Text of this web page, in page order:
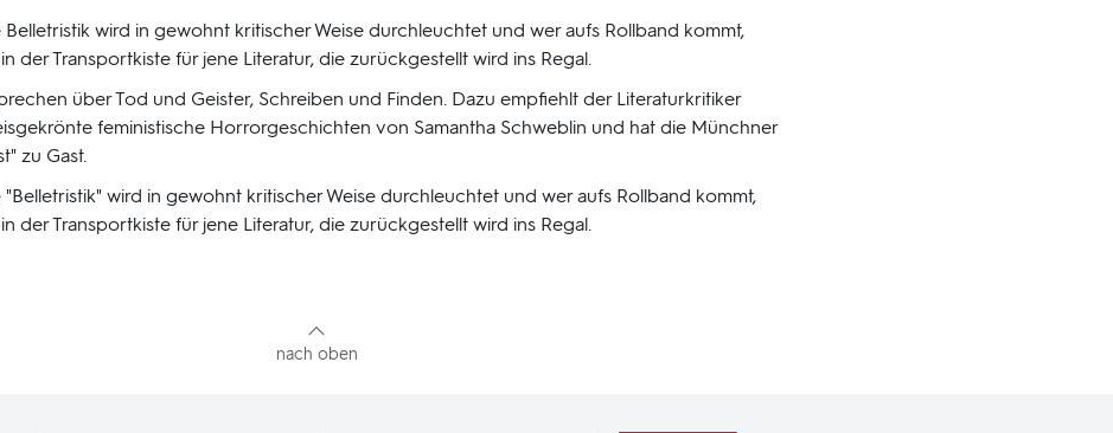
Belletristik wird in gewohnt kritischer Weise durchleuchtet und wer aufs Rollband kommt,
der Transportkiste für jene Literatur, die zurückgestellt wird ins Regal.
über Tod und Geister, Schreiben und Finden. Dazu empfiehlt der Literaturkritiker
feministische Horrorgeschichten von Samantha Schweblin und hat die Münchner
zu Gast.
"Belletristik" wird in gewohnt kritischer Weise durchleuchtet und wer aufs Rollband kommt,
der Transportkiste für jene Literatur, die zurückgestellt wird ins Regal.
nach oben